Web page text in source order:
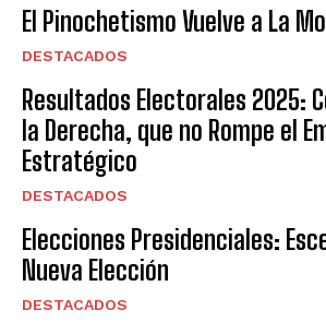
El Pinochetismo Vuelve a La
DESTACADOS
Resultados Electorales 2025:
la Derecha, que no Rompe el
Estratégico
DESTACADOS
Elecciones Presidenciales:
Nueva Elección
DESTACADOS